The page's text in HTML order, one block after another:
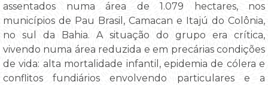
assentados numa área de 1.079 hectares, nos
municípios de Pau Brasil, Camacan e Itajú do Colônia,
no sul da Bahia. A situação do grupo era crítica,
vivendo numa área reduzida e em precárias condições
de vida: alta mortalidade infantil, epidemia de cólera e
conflitos fundiários envolvendo particulares e a